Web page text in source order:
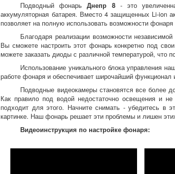
Подводный фонарьДнепр 8- это
аккумуляторная батарея. Вместо 4 защищенных Li-ion
позволяет на полную использовать возможности
Благодаря реализации возможности
Вы сможете настроить этот фонарь конкретно под
можете заказать диоды с различной температурой, что
Использование уникального блока управления
работе фонаря и обеспечивает широчайший функционал
Подводные видеокамеры становятся все более
Как правило под водой недостаточно освещения и
подходит для этого. Начните снимать - убедитесь
картинке. Наш фонарь решает эти проблемы и лишен
Видеоинструкция по настройке фонаря: